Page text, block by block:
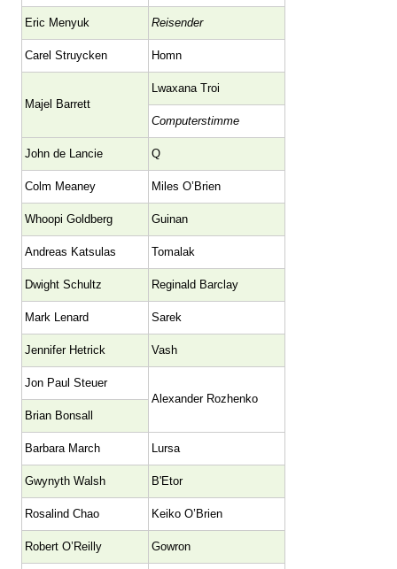
Eric Menyuk Reisender
Carel Struycken Homn
Majel Barrett
Lwaxana Troi
Computerstimme
John de Lancie Q
Colm Meaney Miles O’Brien
Whoopi Goldberg Guinan
Andreas Katsulas Tomalak
Dwight Schultz Reginald Barclay
Mark Lenard Sarek
Jennifer Hetrick Vash
Jon Paul Steuer
Alexander Rozhenko
Brian Bonsall
Barbara March Lursa
Gwynyth Walsh B'Etor
Rosalind Chao Keiko O’Brien
Robert O’Reilly Gowron